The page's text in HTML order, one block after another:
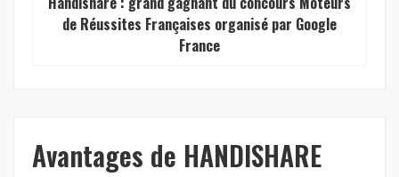
de Réussites Françaises organisé par Google
France
Avantages de HANDISHARE